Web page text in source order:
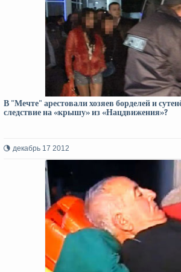
В "Мечте" арестовали хозяев борделей и
следствие на «крышу» из «Нацдвижения»?
декабрь 17 2012